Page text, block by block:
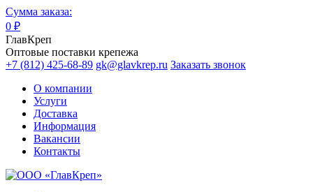
Сумма заказа:
0 ₽
ГлавКреп
Оптовые поставки крепежа
+7 (812) 425-68-89 gk@glavkrep.ru Заказать звонок
О компании
Услуги
Доставка
Информация
Вакансии
Контакты